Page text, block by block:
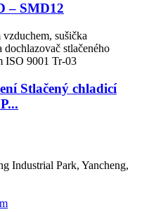
– SMD12
Stlačený chladicí
Industrial Park, Yancheng,